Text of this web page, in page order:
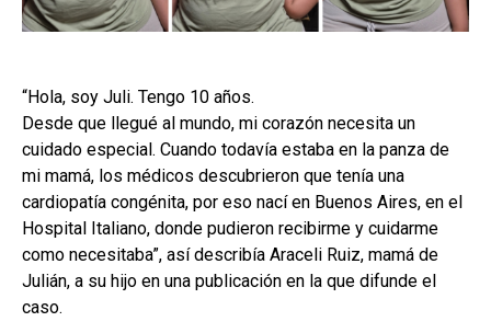
“Hola, soy Juli. Tengo 10 años.
Desde que llegué al mundo, mi corazón necesita un
cuidado especial. Cuando todavía estaba en la panza de
mi mamá, los médicos descubrieron que tenía una
cardiopatía congénita, por eso nací en Buenos Aires, en el
Hospital Italiano, donde pudieron recibirme y cuidarme
como necesitaba”, así describía Araceli Ruiz, mamá de
Julián, a su hijo en una publicación en la que difunde el
caso.